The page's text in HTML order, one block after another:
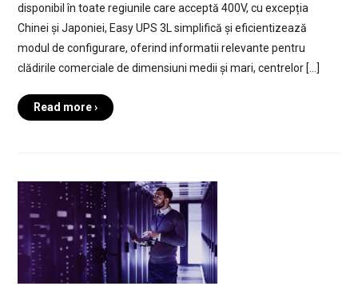
disponibil în toate regiunile care acceptă 400V, cu excepția
Chinei și Japoniei, Easy UPS 3L simplifică și eficientizează
modul de configurare, oferind informatii relevante pentru
clădirile comerciale de dimensiuni medii și mari, centrelor […]
Read more ›